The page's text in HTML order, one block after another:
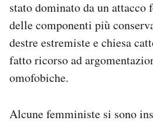
stato dominato da un attacco
delle componenti più
destre estremiste e chiesa
fatto ricorso ad
omofobiche.
Alcune femministe si sono